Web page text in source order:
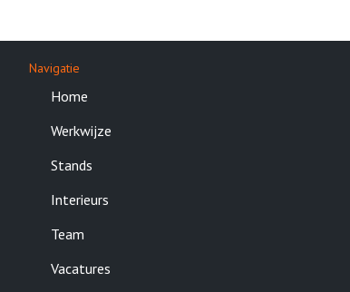
Navigatie
Home
Werkwijze
Stands
Interieurs
Team
Vacatures